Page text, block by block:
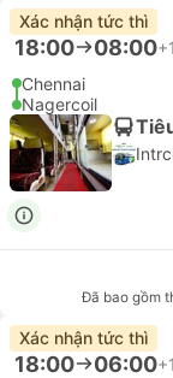
Xác nhận tức thì
18:00 08:00+1
Chennai
Nagercoil
Đã bao gồm
Xác nhận tức thì
18:00 06:00+1